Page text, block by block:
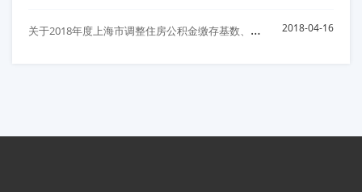
关
于2018年度上海市调整住房公积金缴存基数、比例以及月缴存额上下限的通知 2018-04-16